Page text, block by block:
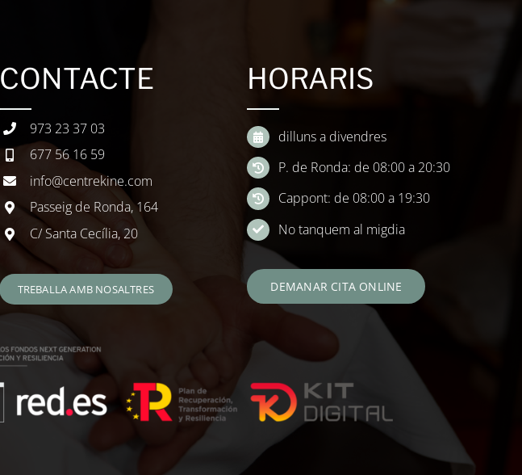
CONTACTE
973 23 37 03
677 56 16 59
info@centrekine.com
Passeig de Ronda, 164
C/ Santa Cecília, 20
TREBALLA AMB NOSALTRES
HORARIS
dilluns a divendres
P. de Ronda: de 08:00 a 20:30
Cappont: de 08:00 a 19:30
No tanquem al migdia
DEMANAR CITA ONLINE